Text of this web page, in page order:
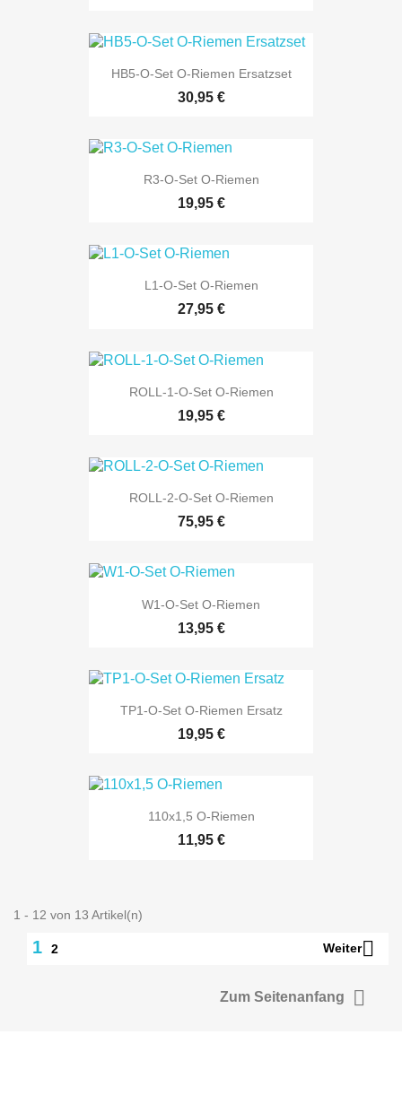
HB5-O-Set O-Riemen Ersatzset
30,95 €
R3-O-Set O-Riemen
19,95 €
L1-O-Set O-Riemen
27,95 €
ROLL-1-O-Set O-Riemen
19,95 €
ROLL-2-O-Set O-Riemen
75,95 €
W1-O-Set O-Riemen
13,95 €
TP1-O-Set O-Riemen Ersatz
19,95 €
110x1,5 O-Riemen
11,95 €
1 - 12 von 13 Artikel(n)
1 2 Weiter
Zum Seitenanfang 